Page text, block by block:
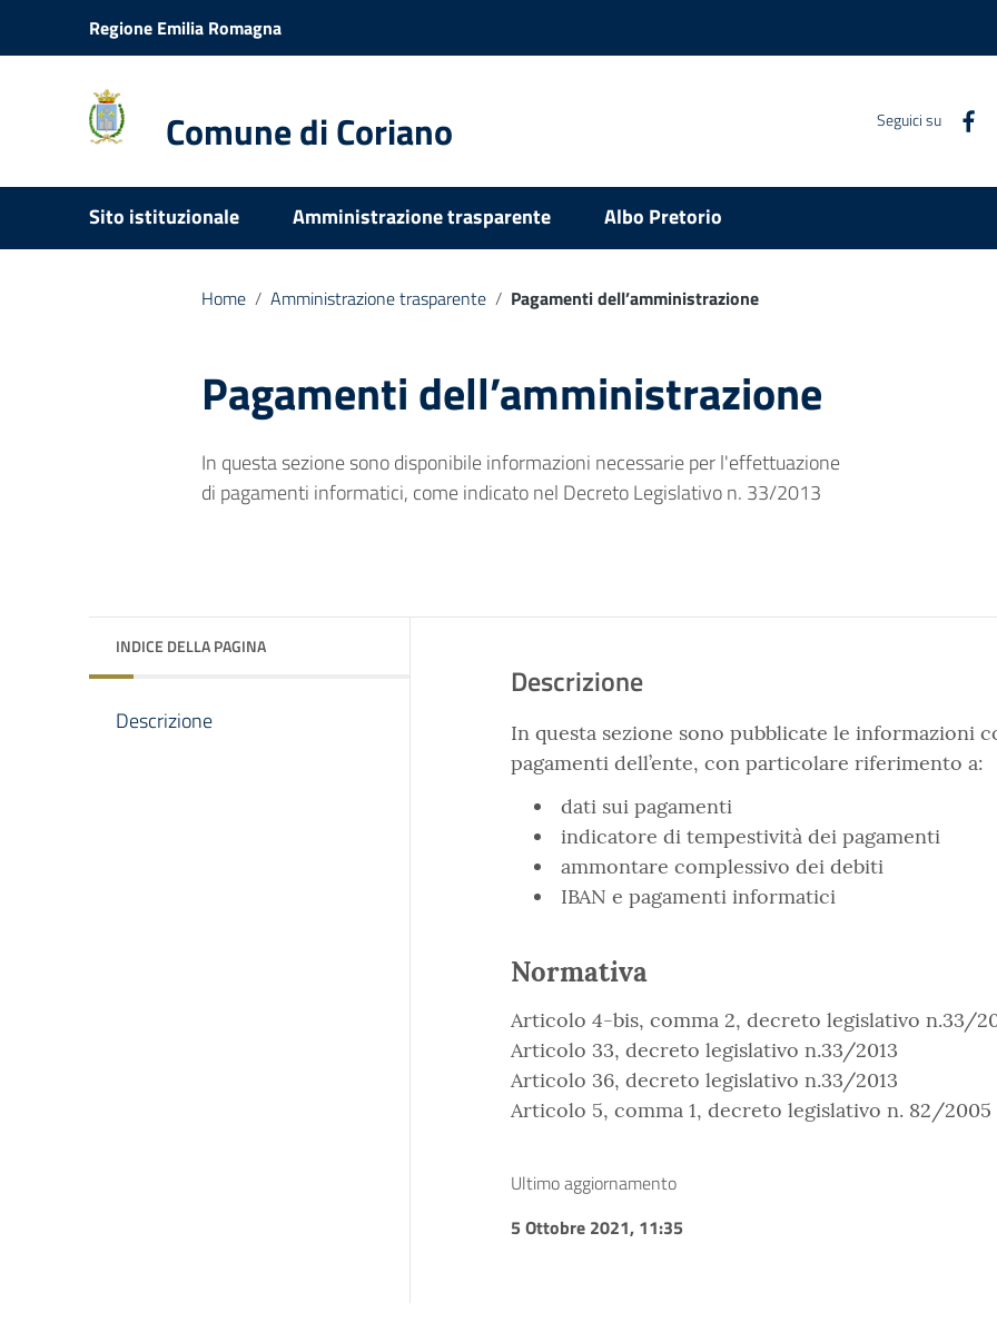
Vai ai contenuti
Vai al menu di navigazione
Regione Emilia Romagna
Comune di Coriano Seguici su
Sito istituzionale Amministrazione trasparente Albo Pretorio
Home / Amministrazione trasparente / Pagamenti dell’amministrazione
Pagamenti dell’amministrazione
In questa sezione sono disponibile informazioni necessarie per l'effettuazione
di pagamenti informatici, come indicato nel Decreto Legislativo n. 33/2013
INDICE DELLA PAGINA
Descrizione
Descrizione
In questa sezione sono pubblicate le informazioni
pagamenti dell’ente, con particolare riferimento a:
dati sui pagamenti
indicatore di tempestività dei pagamenti
ammontare complessivo dei debiti
IBAN e pagamenti informatici
Normativa
Articolo 4-bis, comma 2, decreto legislativo n.33/
Articolo 33, decreto legislativo n.33/2013
Articolo 36, decreto legislativo n.33/2013
Articolo 5, comma 1, decreto legislativo n. 82/2005
Ultimo aggiornamento
5 Ottobre 2021, 11:35